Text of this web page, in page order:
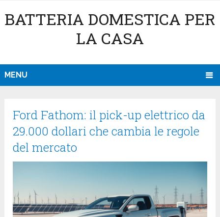
BATTERIA DOMESTICA PER
LA CASA
MENU
Ford Fathom: il pick-up elettrico da
29.000 dollari che cambia le regole
del mercato